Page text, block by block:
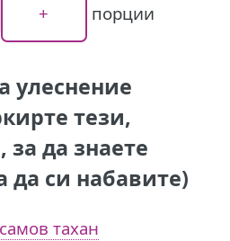
порции
улеснение
тези,
да знаете
да си набавите)
тахан